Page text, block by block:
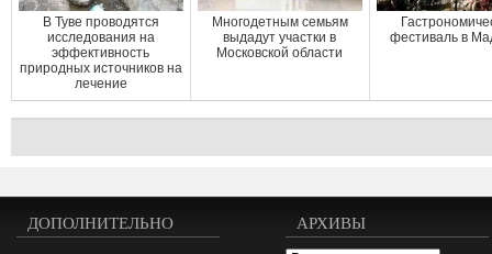
В Туве проводятся
исследования на
эффективность
природных источников на
лечение
Многодетным семьям
выдадут участки в
Московской области
фестиваль в
ДОПОЛНИТЕЛЬНО АРХИВЫ